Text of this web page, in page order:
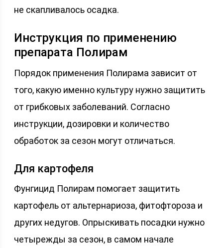
не скапливалось осадка.
Инструкция по применению
препарата Полирам
Порядок применения Полирама зависит от
того, какую именно культуру нужно защитить
от грибковых заболеваний. Согласно
инструкции, дозировки и количество
обработок за сезон могут отличаться.
Для картофеля
Фунгицид Полирам помогает защитить
картофель от альтернариоза, фитофтороза и
других недугов. Опрыскивать посадки нужно
четырежды за сезон, в самом начале